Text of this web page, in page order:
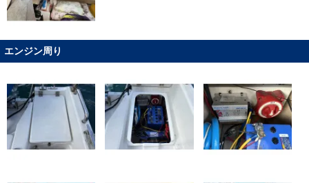
エンジン周り